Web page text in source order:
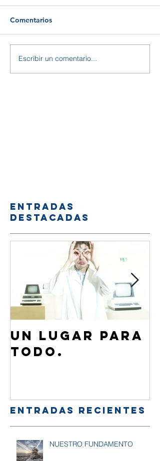
Comentarios
Escribir un comentario...
Entradas
destacadas
Un lugar para
todo.
Entradas recientes
NUESTRO FUNDAMENTO